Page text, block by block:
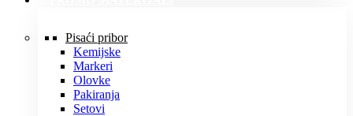
Pisaći pribor
Kemijske
Markeri
Olovke
Pakiranja
Setovi